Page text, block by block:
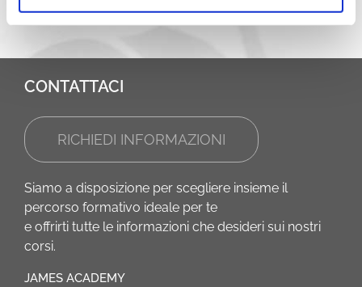
CONTATTACI
RICHIEDI INFORMAZIONI
Siamo a disposizione per scegliere insieme il
percorso formativo ideale per te
e offrirti tutte le informazioni che desideri sui nostri
corsi.
JAMES ACADEMY